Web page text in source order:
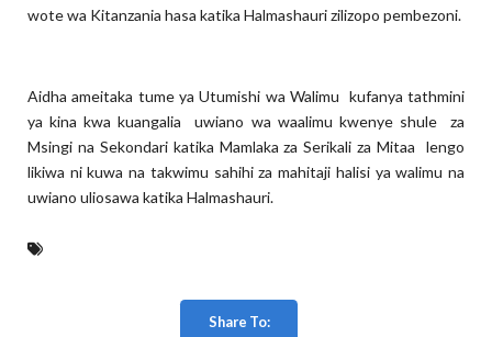
wote wa Kitanzania hasa katika Halmashauri zilizopo pembezoni.
Aidha ameitaka tume ya Utumishi wa Walimu kufanya tathmini
ya kina kwa kuangalia uwiano wa waalimu kwenye shule za
Msingi na Sekondari katika Mamlaka za Serikali za Mitaa lengo
likiwa ni kuwa na takwimu sahihi za mahitaji halisi ya walimu na
uwiano uliosawa katika Halmashauri.
Share To: